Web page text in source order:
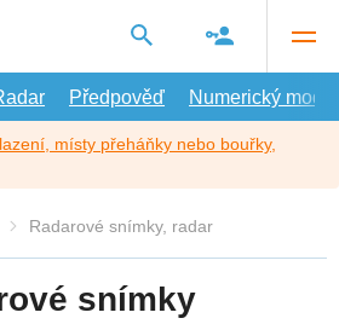
Předpověď Numerický model
místy přeháňky nebo bouřky,
Radarové snímky, radar
snímky